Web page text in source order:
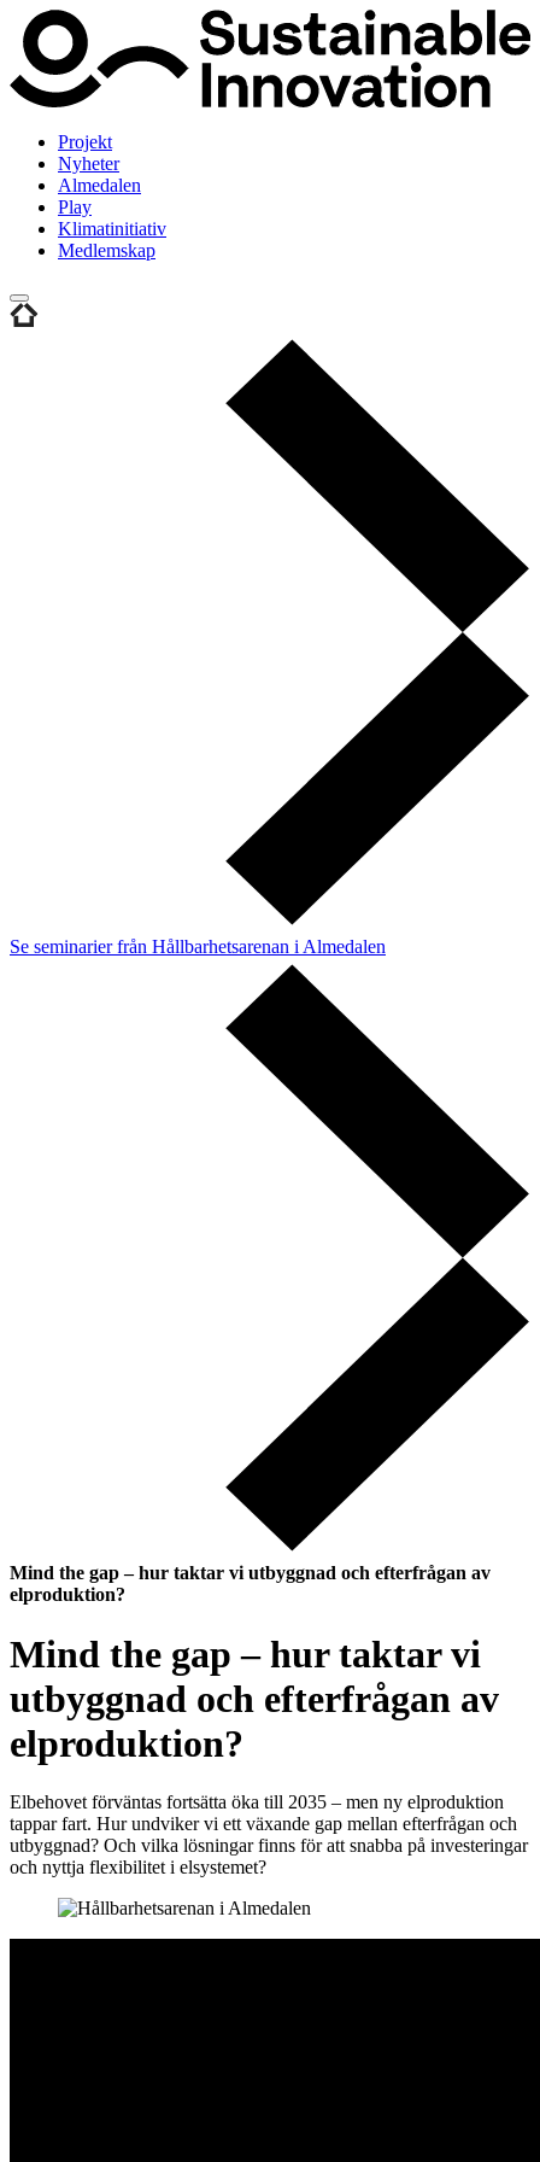
Projekt
Nyheter
Almedalen
Play
Klimatinitiativ
Medlemskap
Se seminarier från Hållbarhetsarenan i Almedalen
Mind the gap – hur taktar vi utbyggnad och efterfrågan av
elproduktion?
Mind the gap – hur taktar vi
utbyggnad och efterfrågan av
elproduktion?
Elbehovet förväntas fortsätta öka till 2035 – men ny elproduktion
tappar fart. Hur undviker vi ett växande gap mellan efterfrågan och
utbyggnad? Och vilka lösningar finns för att snabba på investeringar
och nyttja flexibilitet i elsystemet?